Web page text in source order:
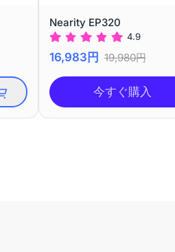
Nearity EP320
4.9
16,983円 19,980円
今すぐ購入